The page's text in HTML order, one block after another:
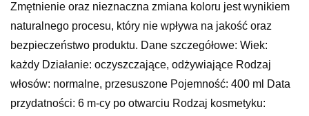
Zmętnienie oraz nieznaczna zmiana koloru jest wynikiem
naturalnego procesu, który nie wpływa na jakość oraz
bezpieczeństwo produktu. Dane szczegółowe: Wiek:
każdy Działanie: oczyszczające, odżywiające Rodzaj
włosów: normalne, przesuszone Pojemność: 400 ml Data
przydatności: 6 m-cy po otwarciu Rodzaj kosmetyku: